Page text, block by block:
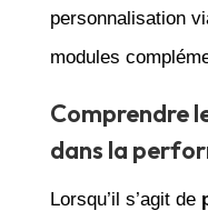
personnalisation
modules
Comprendre
dans la
Lorsqu’il s’agit de